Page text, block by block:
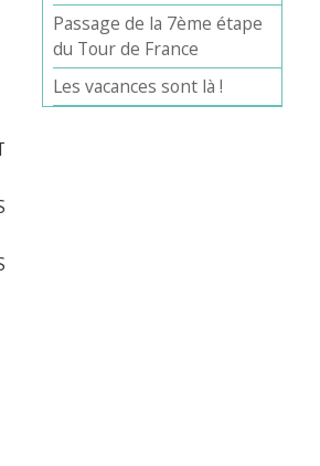
Passage de la 7ème étape
du Tour de France
Les vacances sont là !